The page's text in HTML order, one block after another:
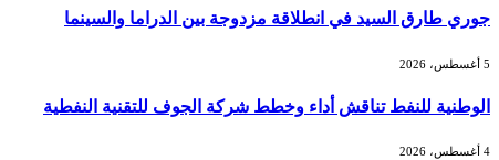
جوري طارق السيد في انطلاقة مزدوجة بين الدراما والسينما
5 أغسطس، 2026
الوطنية للنفط تناقش أداء وخطط شركة الجوف للتقنية النفطية
4 أغسطس، 2026